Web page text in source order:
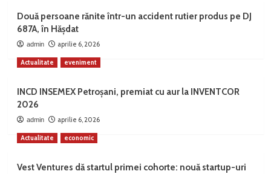
Două persoane rănite într-un accident rutier produs pe DJ
687A, în Hășdat
admin aprilie 6, 2026
Actualitate eveniment
INCD INSEMEX Petroșani, premiat cu aur la INVENTCOR
2026
admin aprilie 6, 2026
Actualitate economic
Vest Ventures dă startul primei cohorte: nouă startup-uri